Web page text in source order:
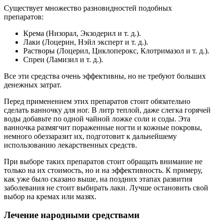
Существует множество разновидностей подобных
препаратов:
Крема (Низорал, Экзодерил и т. д.).
Лаки (Лоцерин, Нэйл эксперт и т. д.).
Растворы (Лоцерил, Циклоперокс, Клотримазол и т. д.).
Спреи (Ламизил и т. д.).
Все эти средства очень эффективны, но не требуют больших
денежных затрат.
Перед применением этих препаратов стоит обязательно
сделать ванночку для ног. В литр теплой, даже слегка горячей
воды добавьте по одной чайной ложке соли и соды. Эта
ванночка размягчит пораженные ногти и кожные покровы,
немного обеззаразит их, подготовит к дальнейшему
использованию лекарственных средств.
При выборе таких препаратов стоит обращать внимание не
только на их стоимость, но и на эффективность. К примеру,
как уже было сказано выше, на поздних этапах развития
заболевания не стоит выбирать лаки. Лучше остановить свой
выбор на кремах или мазях.
Лечение народными средствами